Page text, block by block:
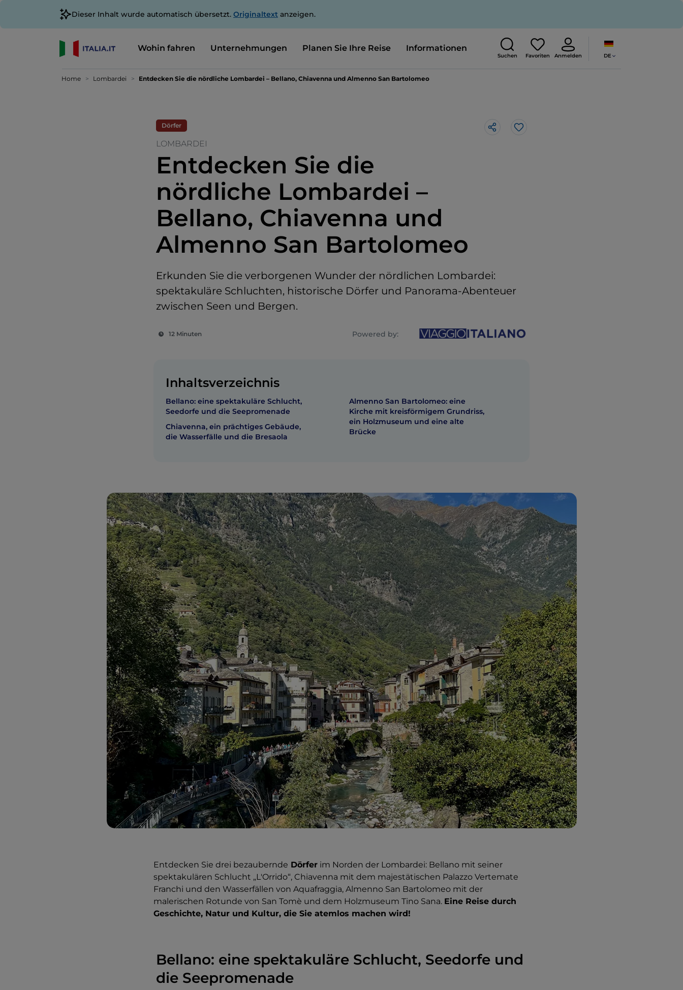
Dieser Inhalt wurde automatisch übersetzt. Originaltext anzeigen.
Wohin fahren Unternehmungen Planen Sie Ihre Reise Informationen
Suchen Favoriten Anmelden DE
Home Lombardei Entdecken Sie die nördliche Lombardei – Bellano, Chiavenna und Almenno San Bartolomeo
Dörfer
LOMBARDEI
Entdecken Sie die
nördliche Lombardei –
Bellano, Chiavenna und
Almenno San Bartolomeo
Erkunden Sie die verborgenen Wunder der nördlichen Lombardei:
spektakuläre Schluchten, historische Dörfer und Panorama-Abenteuer
zwischen Seen und Bergen.
12 Minuten Powered by:
Like
Inhaltsverzeichnis
Bellano: eine spektakuläre Schlucht,
Seedorfe und die Seepromenade
Chiavenna, ein prächtiges Gebäude,
die Wasserfälle und die Bresaola
Almenno San Bartolomeo: eine
Kirche mit kreisförmigem Grundriss,
ein Holzmuseum und eine alte
Brücke
Entdecken Sie drei bezaubernde Dörfer im Norden der Lombardei: Bellano mit seiner
spektakulären Schlucht „L'Orrido“, Chiavenna mit dem majestätischen Palazzo Vertemate
Franchi und den Wasserfällen von Aquafraggia, Almenno San Bartolomeo mit der
malerischen Rotunde von San Tomè und dem Holzmuseum Tino Sana. Eine Reise durch
Geschichte, Natur und Kultur, die Sie atemlos machen wird!
Bellano: eine spektakuläre Schlucht, Seedorfe und
die Seepromenade